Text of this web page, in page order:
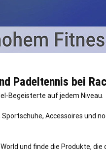
Padeltennis bei
Begeisterte auf jedem Niveau.
Accessoires und
und finde die Produkte, die